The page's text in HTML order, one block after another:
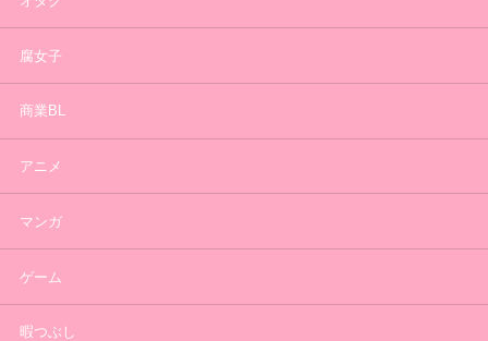
腐女子
商業BL
アニメ
マンガ
ゲーム
暇つぶし